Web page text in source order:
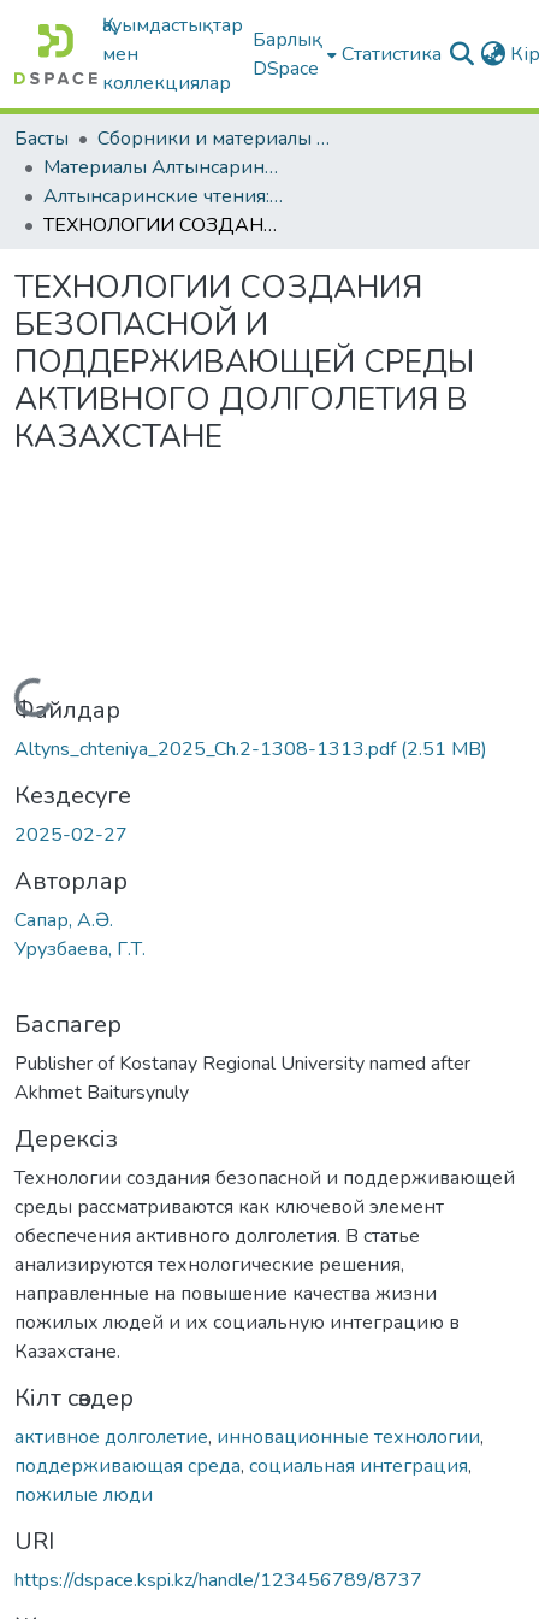
Қауымдастықтар
мен
коллекциялар
Барлық
DSpace
Статистика
Басты
Сборники и материалы конференций
Материалы Алтынсаринских педагогических чтений
Алтынсаринские чтения: Ценности как концептуальная основа воспитания в современных социокультурных и геополитических реалиях, г. Костанай, 2025 г. Книга 2
ТЕХНОЛОГИИ СОЗДАНИЯ БЕЗОПАСНОЙ И ПОДДЕРЖИВАЮЩЕЙ СРЕДЫ АКТИВНОГО ДОЛГОЛЕТИЯ В КАЗАХСТАНЕ
ТЕХНОЛОГИИ СОЗДАНИЯ
БЕЗОПАСНОЙ И
ПОДДЕРЖИВАЮЩЕЙ СРЕДЫ
АКТИВНОГО ДОЛГОЛЕТИЯ В
КАЗАХСТАНЕ
Жүктеу...
Файлдар
Altyns_chteniya_2025_Ch.2-1308-1313.pdf(2.51 MB)
Кездесуге
2025-02-27
Авторлар
Сапар, А.Ә.
Урузбаева, Г.Т.
Баспагер
Publisher of Kostanay Regional University named after
Akhmet Baitursynuly
Дерексіз
Технологии создания безопасной и поддерживающей
среды рассматриваются как ключевой элемент
обеспечения активного долголетия. В статье
анализируются технологические решения,
направленные на повышение качества жизни
пожилых людей и их социальную интеграцию в
Казахстане.
Кілт сөздер
активное долголетие, инновационные технологии,
поддерживающая среда, социальная интеграция,
пожилые люди
URI
https://dspace.kspi.kz/handle/123456789/8737